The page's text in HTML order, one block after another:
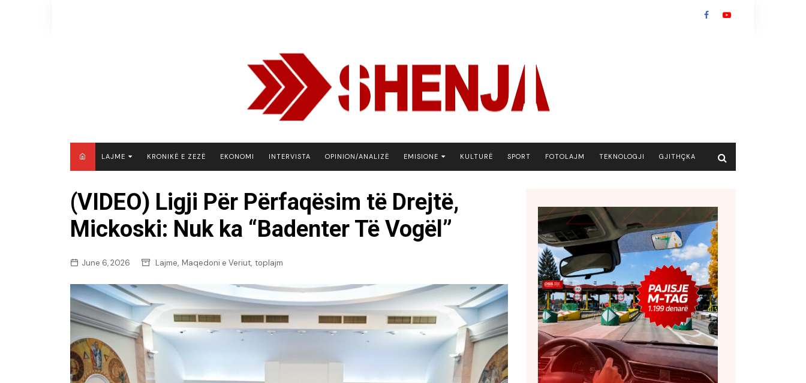
LAJME
KOSOVË
SHQIPËRI
BOTË
KRONIKË E ZEZË EKONOMI INTERVISTA OPINION/ANALIZË EMISIONE
BOTA NE FOKUS
EKONOMIKS
EMISION DEBATIV
INTERVISTA EMISION
KONAKU
KU E KISHIM FJALEN
LIGJERATE FETARE
KULTURË SPORT FOTOLAJM TEKNOLOGJI GJITHÇKA
(VIDEO) Ligji Për Përfaqësim të Drejtë,
Mickoski: Nuk ka “Badenter Të Vogël”
June 6, 2026 Lajme, Maqedoni e Veriut, toplajm